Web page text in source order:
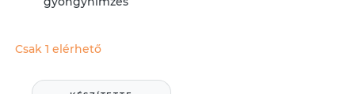
Csak 1 elérhető